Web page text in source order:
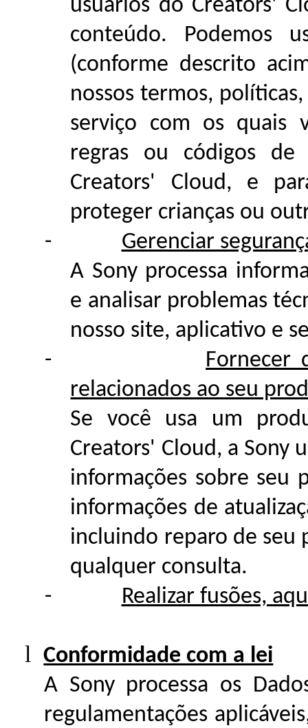
usuários do Creators'
conteúdo. Podemos
(conforme descrito
nossos termos,
serviço com os quais
regras ou códigos
Creators' Cloud, e
proteger crianças ou
-
Gerenciar
A Sony processa
e analisar problemas
nosso site, aplicativo e
-
Fornecer
relacionados ao seu
Se você usa um
Creators' Cloud, a Sony
informações sobre seu
informações de
incluindo reparo de seu
qualquer consulta.
-
Realizar fusões,
l Conformidade com a lei
A Sony processa os
regulamentações